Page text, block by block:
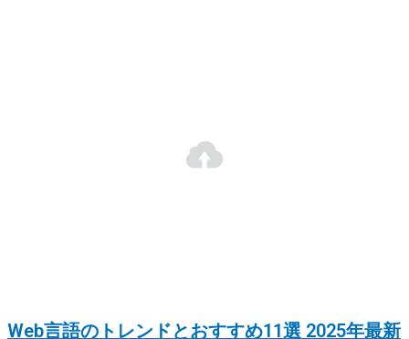
Web言語のトレンドとおすすめ11選 2025年最新